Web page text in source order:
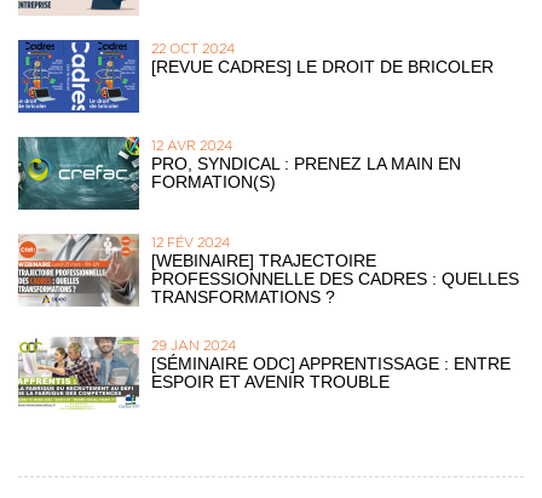
22 OCT 2024
[REVUE CADRES] LE DROIT DE BRICOLER
12 AVR 2024
PRO, SYNDICAL : PRENEZ LA MAIN EN
FORMATION(S)
12 FÉV 2024
[WEBINAIRE] TRAJECTOIRE
PROFESSIONNELLE DES CADRES : QUELLES
TRANSFORMATIONS ?
29 JAN 2024
[SÉMINAIRE ODC] APPRENTISSAGE : ENTRE
ESPOIR ET AVENIR TROUBLE